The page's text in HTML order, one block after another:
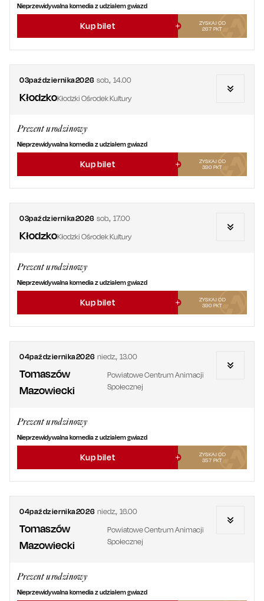
Nieprzewidywalna komedia z udziałem gwiazd
Kup bilet
ZYSKAJ OD
267 PKT
03października2026 sob.,14.00
KłodzkoKłodzki Ośrodek Kultury
Prezent urodzinowy
Nieprzewidywalna komedia z udziałem gwiazd
Kup bilet
ZYSKAJ OD
390 PKT
03października2026 sob.,17.00
KłodzkoKłodzki Ośrodek Kultury
Prezent urodzinowy
Nieprzewidywalna komedia z udziałem gwiazd
Kup bilet
ZYSKAJ OD
390 PKT
04października2026 niedz.,13.00
Tomaszów
Mazowiecki
Powiatowe Centrum Animacji
Społecznej
Prezent urodzinowy
Nieprzewidywalna komedia z udziałem gwiazd
Kup bilet
ZYSKAJ OD
357 PKT
04października2026 niedz.,16.00
Tomaszów
Mazowiecki
Powiatowe Centrum Animacji
Społecznej
Prezent urodzinowy
Nieprzewidywalna komedia z udziałem gwiazd